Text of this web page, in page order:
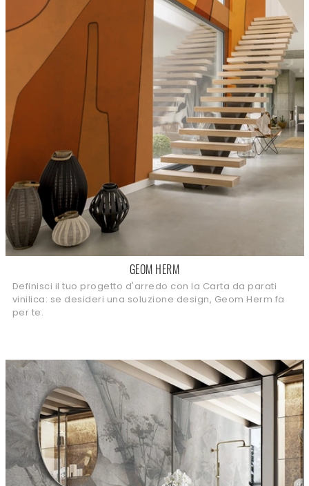
GEOM HERM
Definisci il tuo progetto d'arredo con la Carta da parati
vinilica: se desideri una soluzione design, Geom Herm fa
per te.